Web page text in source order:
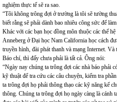
nghiệm thực tế sẽ ra sao.
“Tôi không trông đợi ở trường là tôi sẽ tường
biết rằng sẽ phải dành bao nhiêu công sức để
Khác với các bạn học đồng môn thuộc các thế
Anneberg ở Đại học Nam California học cách
truyền hình, đài phát thanh và mạng Internet.
Báo chí, thì đấy chưa phải là tất cả. Ông nói:
“Ngày nay chúng ta trông đợi các nhà báo phải
kỹ thuật để tra cứu các câu chuyện, kiểm tra
ta trông đợi họ phải thông thạo các kỹ năng kể
thông. Chúng ta trông đợi họ ngày càng là cánh